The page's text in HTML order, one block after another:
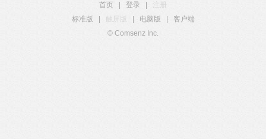
首页 登录
注册
标准版
触屏版 电脑版
客户端
© Comsenz Inc.